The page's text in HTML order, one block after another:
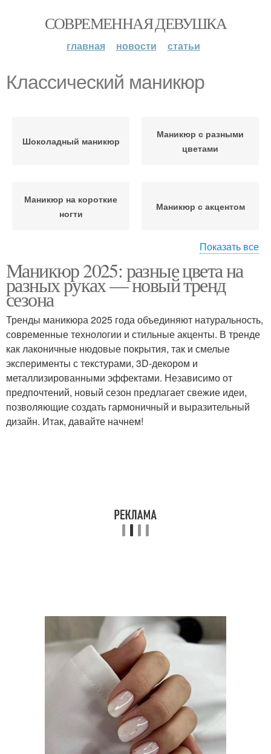
СОВРЕМЕННАЯ ДЕВУШКА
главная новости статьи
Классический маникюр
Шоколадный маникюр
Маникюр с разными
цветами
Маникюр на короткие
ногти
Маникюр с акцентом
Французский маникюр
Маникюр с
современным
поворотом
Маникюр с
геометрическим узором
Маникюр с цветочным
узором
Маникюр с градиентом
Дизайны для
трёхцветного маникюра
Аксессуары для
Матный маникюр
Скульптурный маникюр Эластичный маникюр
Показать все
Маникюр 2025: разные цвета на
разных руках — новый тренд
сезона
Тренды маникюра 2025 года объединяют натуральность,
современные технологии и стильные акценты. В тренде
как лаконичные нюдовые покрытия, так и смелые
эксперименты с текстурами, 3D-декором и
металлизированными эффектами. Независимо от
предпочтений, новый сезон предлагает свежие идеи,
позволяющие создать гармоничный и выразительный
дизайн. Итак, давайте начнем!